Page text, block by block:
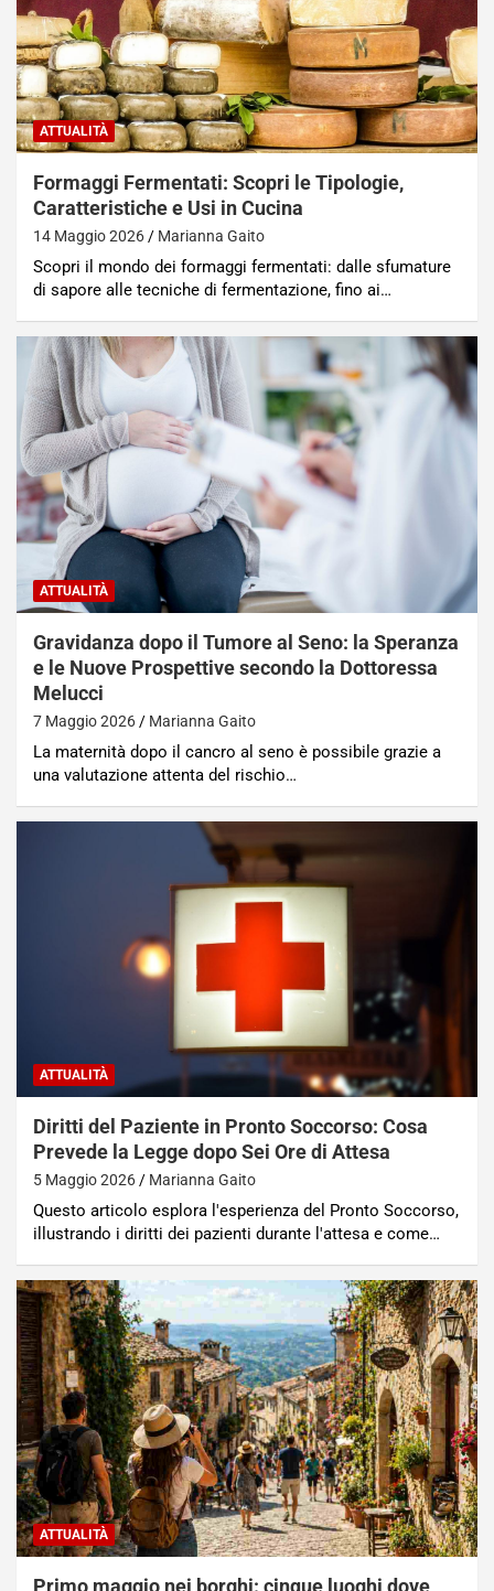
ATTUALITÀ
Formaggi Fermentati: Scopri le Tipologie,
Caratteristiche e Usi in Cucina
14 Maggio 2026 Marianna Gaito
Scopri il mondo dei formaggi fermentati: dalle sfumature
di sapore alle tecniche di fermentazione, fino ai…
ATTUALITÀ
Gravidanza dopo il Tumore al Seno: la Speranza
e le Nuove Prospettive secondo la Dottoressa
Melucci
7 Maggio 2026 Marianna Gaito
La maternità dopo il cancro al seno è possibile grazie a
una valutazione attenta del rischio…
ATTUALITÀ
Diritti del Paziente in Pronto Soccorso: Cosa
Prevede la Legge dopo Sei Ore di Attesa
5 Maggio 2026 Marianna Gaito
Questo articolo esplora l'esperienza del Pronto Soccorso,
illustrando i diritti dei pazienti durante l'attesa e come…
ATTUALITÀ
Primo maggio nei borghi: cinque luoghi dove